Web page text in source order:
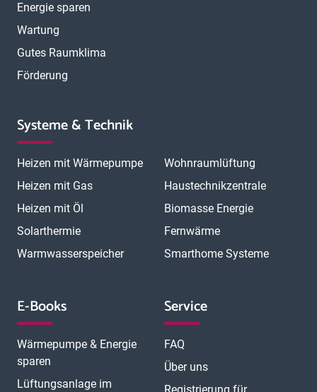
Energie sparen
Wartung
Gutes Raumklima
Förderung
Systeme & Technik
Heizen mit Wärmepumpe
Heizen mit Gas
Heizen mit Öl
Solarthermie
Warmwasserspeicher
Wohnraumlüftung
Haustechnikzentrale
Biomasse Energie
Fernwärme
Smarthome Systeme
E-Books
Wärmepumpe & Energie
sparen
Lüftungsanlage im
Service
FAQ
Über uns